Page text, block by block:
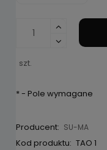
szt.
*- Pole wymagane
Producent: SU-MA
Kod produktu: TAO 1